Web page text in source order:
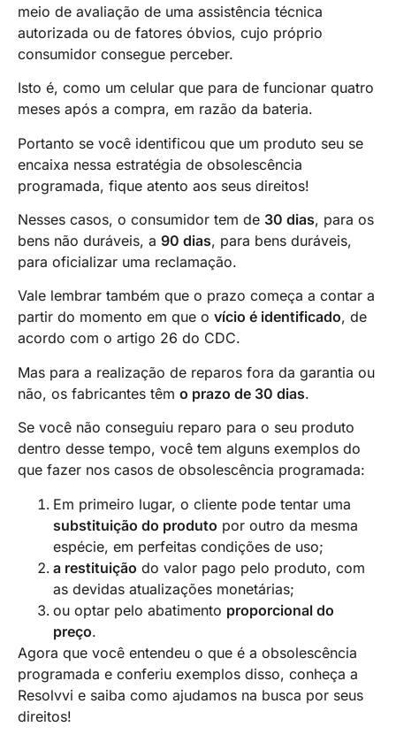
meio de avaliação de uma assistência técnica
autorizada ou de fatores óbvios, cujo próprio
consumidor consegue perceber.
Isto é, como um celular que para de funcionar quatro
meses após a compra, em razão da bateria.
Portanto se você identificou que um produto seu se
encaixa nessa estratégia de obsolescência
programada, fique atento aos seus direitos!
Nesses casos, o consumidor tem de 30 dias, para os
bens não duráveis, a 90 dias, para bens duráveis,
para oficializar uma reclamação.
Vale lembrar também que o prazo começa a contar a
partir do momento em que o vício é identificado, de
acordo com o artigo 26 do CDC.
Mas para a realização de reparos fora da garantia ou
não, os fabricantes têm o prazo de 30 dias.
Se você não conseguiu reparo para o seu produto
dentro desse tempo, você tem alguns exemplos do
que fazer nos casos de obsolescência programada:
Em primeiro lugar, o cliente pode tentar uma
substituição do produto por outro da mesma
espécie, em perfeitas condições de uso;
a restituição do valor pago pelo produto, com
as devidas atualizações monetárias;
ou optar pelo abatimento proporcional do
preço.
Agora que você entendeu o que é a obsolescência
programada e conferiu exemplos disso, conheça a
Resolvvi e saiba como ajudamos na busca por seus
direitos!